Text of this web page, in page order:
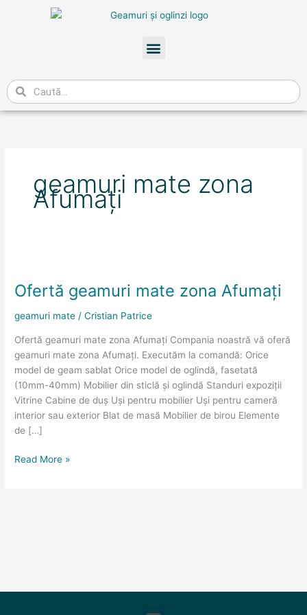
Meniu
Caută
geamuri mate zona
Afumaţi
Ofertă geamuri mate zona Afumaţi
geamuri mate /Cristian Patrice
Ofertă geamuri mate zona Afumaţi Compania noastră vă oferă
geamuri mate zona Afumaţi. Executăm la comandă: Orice
model de geam sablat Orice model de oglindă, fasetată
(10mm-40mm) Mobilier din sticlă și oglindă Standuri expoziții
Vitrine Cabine de duș Uși pentru mobilier Uși pentru cameră
interior sau exterior Blat de masă Mobilier de birou Elemente
de […]
mate
Afumaţi
Read More »